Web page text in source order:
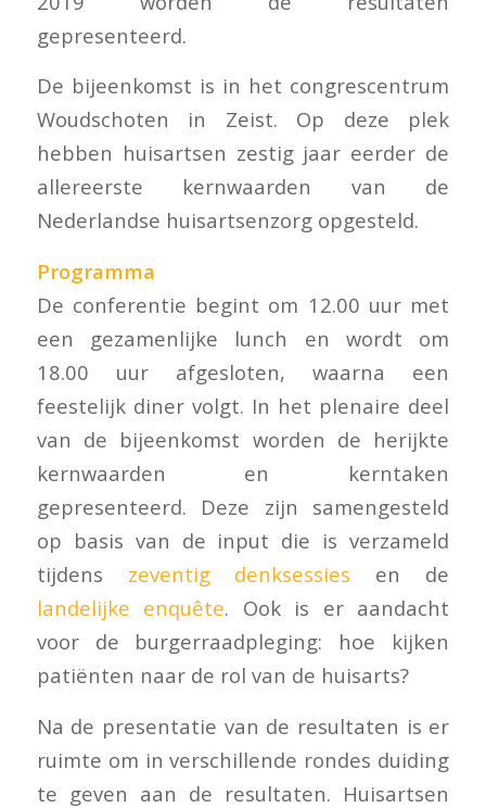
gepresenteerd.
De bijeenkomst is in het congrescentrum
Woudschoten in Zeist. Op deze plek
hebben huisartsen zestig jaar eerder de
allereerste kernwaarden van de
Nederlandse huisartsenzorg opgesteld.
Programma
De conferentie begint om 12.00 uur met
een gezamenlijke lunch en wordt om
18.00 uur afgesloten, waarna een
feestelijk diner volgt. In het plenaire deel
van de bijeenkomst worden de herijkte
kernwaarden en kerntaken
gepresenteerd. Deze zijn samengesteld
op basis van de input die is verzameld
tijdens zeventig denksessies en de
landelijke enquête. Ook is er aandacht
voor de burgerraadpleging: hoe kijken
patiënten naar de rol van de huisarts?
Na de presentatie van de resultaten is er
ruimte om in verschillende rondes duiding
te geven aan de resultaten. Huisartsen